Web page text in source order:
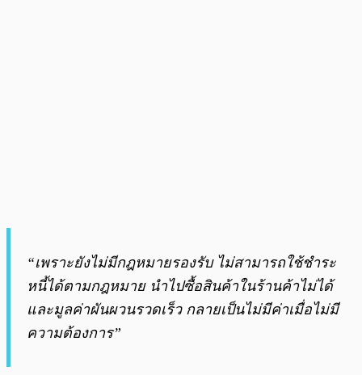
“เพราะยังไม่มีกฎหมายรองรับ ไม่สามารถใช้ชำระ
หนี้ได้ตามกฎหมาย นำไปซื้อสินค้าในร้านค้าไม่ได้
และมูลค่าผันผวนรวดเร็ว กลายเป็นไม่มีค่าเมื่อไม่มี
ความต้องการ”